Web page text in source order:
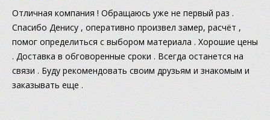
Отличная компания ! Обращаюсь уже не первый раз .
Спасибо Денису , оперативно произвел замер, расчёт ,
помог определиться с выбором материала . Хорошие цены
. Доставка в обговоренные сроки . Всегда останется на
связи . Буду рекомендовать своим друзьям и знакомым и
заказывать еще .